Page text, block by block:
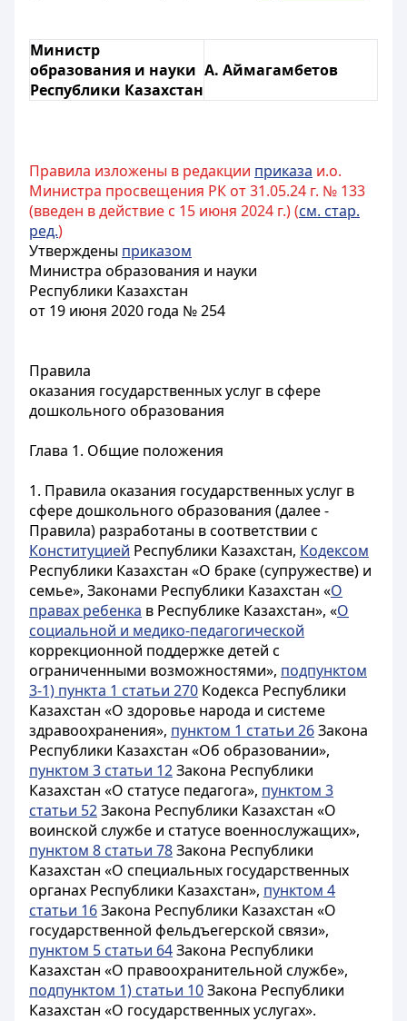
Министр
образования и науки
Республики Казахстан
А. Аймагамбетов
Правила изложены в редакции приказа и.о.
Министра просвещения РК от 31.05.24 г. № 133
(введен в действие с 15 июня 2024 г.) (см. стар.
ред.)
Утверждены приказом
Министра образования и науки
Республики Казахстан
от 19 июня 2020 года № 254
Правила
оказания государственных услуг в сфере
дошкольного образования
Глава 1. Общие положения
1. Правила оказания государственных услуг в
сфере дошкольного образования (далее -
Правила) разработаны в соответствии с
Конституцией Республики Казахстан, Кодексом
Республики Казахстан «О браке (супружестве) и
семье», Законами Республики Казахстан «О
правах ребенка в Республике Казахстан», «О
социальной и медико-педагогической
коррекционной поддержке детей с
ограниченными возможностями», подпунктом
3-1) пункта 1 статьи 270 Кодекса Республики
Казахстан «О здоровье народа и системе
здравоохранения», пунктом 1 статьи 26Закона
Республики Казахстан «Об образовании»,
пунктом 3 статьи 12Закона Республики
Казахстан «О статусе педагога», пунктом 3
статьи 52Закона Республики Казахстан «О
воинской службе и статусе военнослужащих»,
пунктом 8 статьи 78Закона Республики
Казахстан «О специальных государственных
органах Республики Казахстан», пунктом 4
статьи 16Закона Республики Казахстан «О
государственной фельдъегерской связи»,
пунктом 5 статьи 64Закона Республики
Казахстан «О правоохранительной службе»,
подпунктом 1) статьи 10Закона Республики
Казахстан «О государственных услугах».